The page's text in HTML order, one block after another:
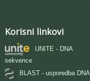
Korisni linkovi
UNITE - DNA
sekvence
BLAST - usporedba DNA